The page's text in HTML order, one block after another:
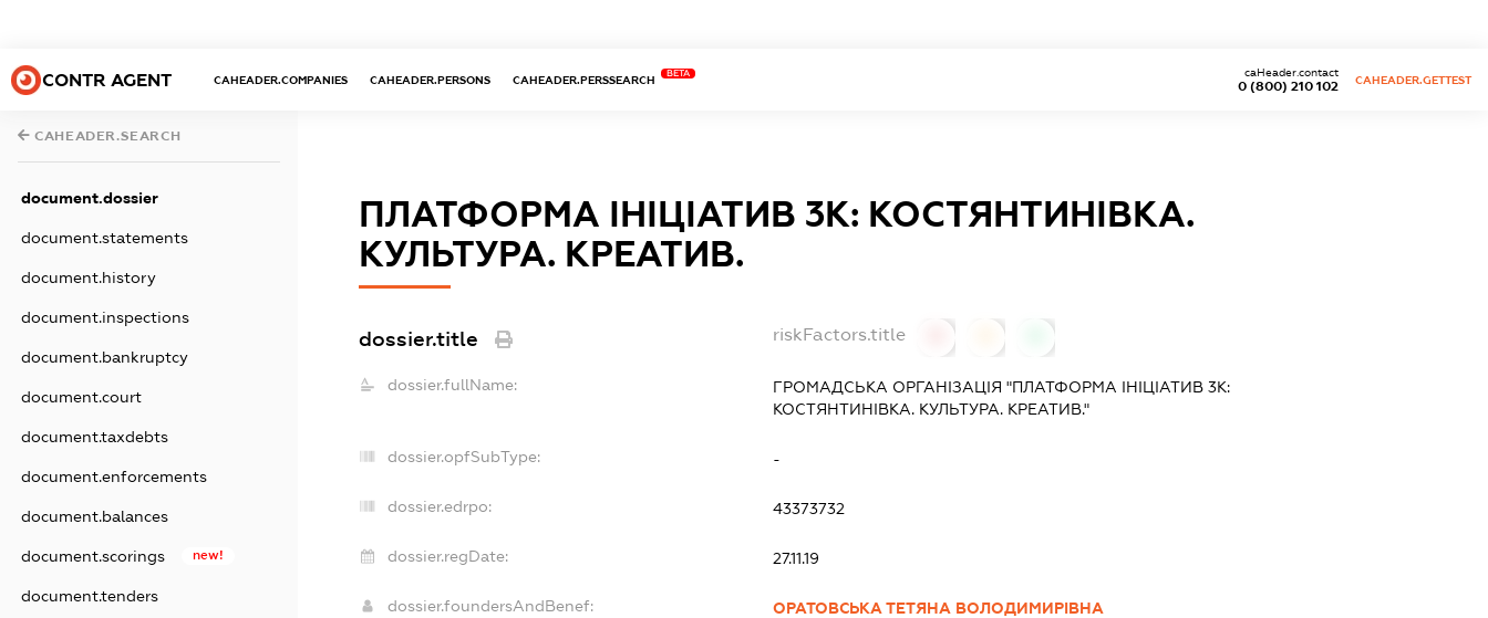
CONTR AGENT CAHEADER.COMPANIES CAHEADER.PERSONS CAHEADER.PERSSEARCH
BETA
0 (800) 210 102
caHeader.contact
CAHEADER.GETTEST
CAHEADER.SEARCH
document.dossier
document.statements
document.history
document.inspections
document.bankruptcy
document.court
document.taxdebts
document.enforcements
document.balances
document.scorings new!
document.tenders
ПЛАТФОРМА ІНІЦІАТИВ 3К: КОСТЯНТИНІВКА.
КУЛЬТУРА. КРЕАТИВ.
dossier.title riskFactors.title
dossier.fullName:
ГРОМАДСЬКА ОРГАНІЗАЦІЯ "ПЛАТФОРМА ІНІЦІАТИВ 3К:
КОСТЯНТИНІВКА. КУЛЬТУРА. КРЕАТИВ."
dossier.opfSubType: -
dossier.edrpo: 43373732
dossier.regDate: 27.11.19
dossier.foundersAndBenef:
ОРАТОВСЬКА ТЕТЯНА ВОЛОДИМИРІВНА